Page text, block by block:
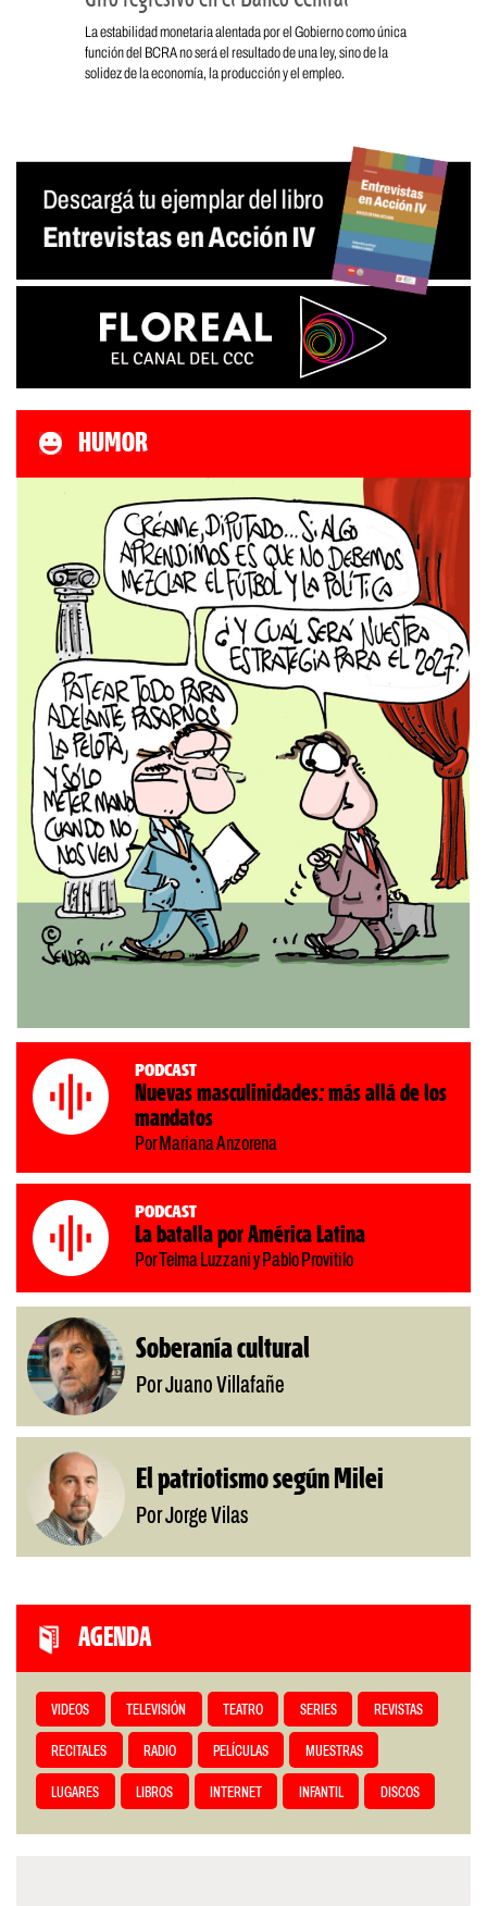
La estabilidad monetaria alentada por el Gobierno como única
función del BCRA no será el resultado de una ley, sino de la
solidez de la economía, la producción y el empleo.
HUMOR
Podcast
Nuevas masculinidades: más allá de los
mandatos
Por Mariana Anzorena
Podcast
La batalla por América Latina
Por Telma Luzzani y Pablo Provitilo
Soberanía cultural
Por Juano Villafañe
El patriotismo según Milei
Por Jorge Vilas
AGENDA
VIDEOS TELEVISIÓN TEATRO SERIES REVISTAS
RECITALES RADIO PELÍCULAS MUESTRAS
LUGARES LIBROS INTERNET INFANTIL DISCOS